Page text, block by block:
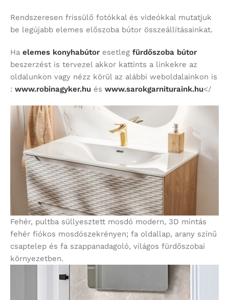
Rendszeresen frissülő fotókkal és videókkal mutatjuk
be legújabb elemes előszoba bútor összeállításainkat.
Ha elemes konyhabútor esetleg fürdőszoba bútor
beszerzést is tervezel akkor kattints a linkekre az
oldalunkon vagy nézz körül az alábbi weboldalainkon is
: www.robinagyker.hu és www.sarokgarnituraink.hu</
Fehér, pultba süllyesztett mosdó modern, 3D mintás
fehér fiókos mosdószekrényen; fa oldallap, arany színű
csaptelep és fa szappanadagoló, világos fürdőszobai
környezetben.